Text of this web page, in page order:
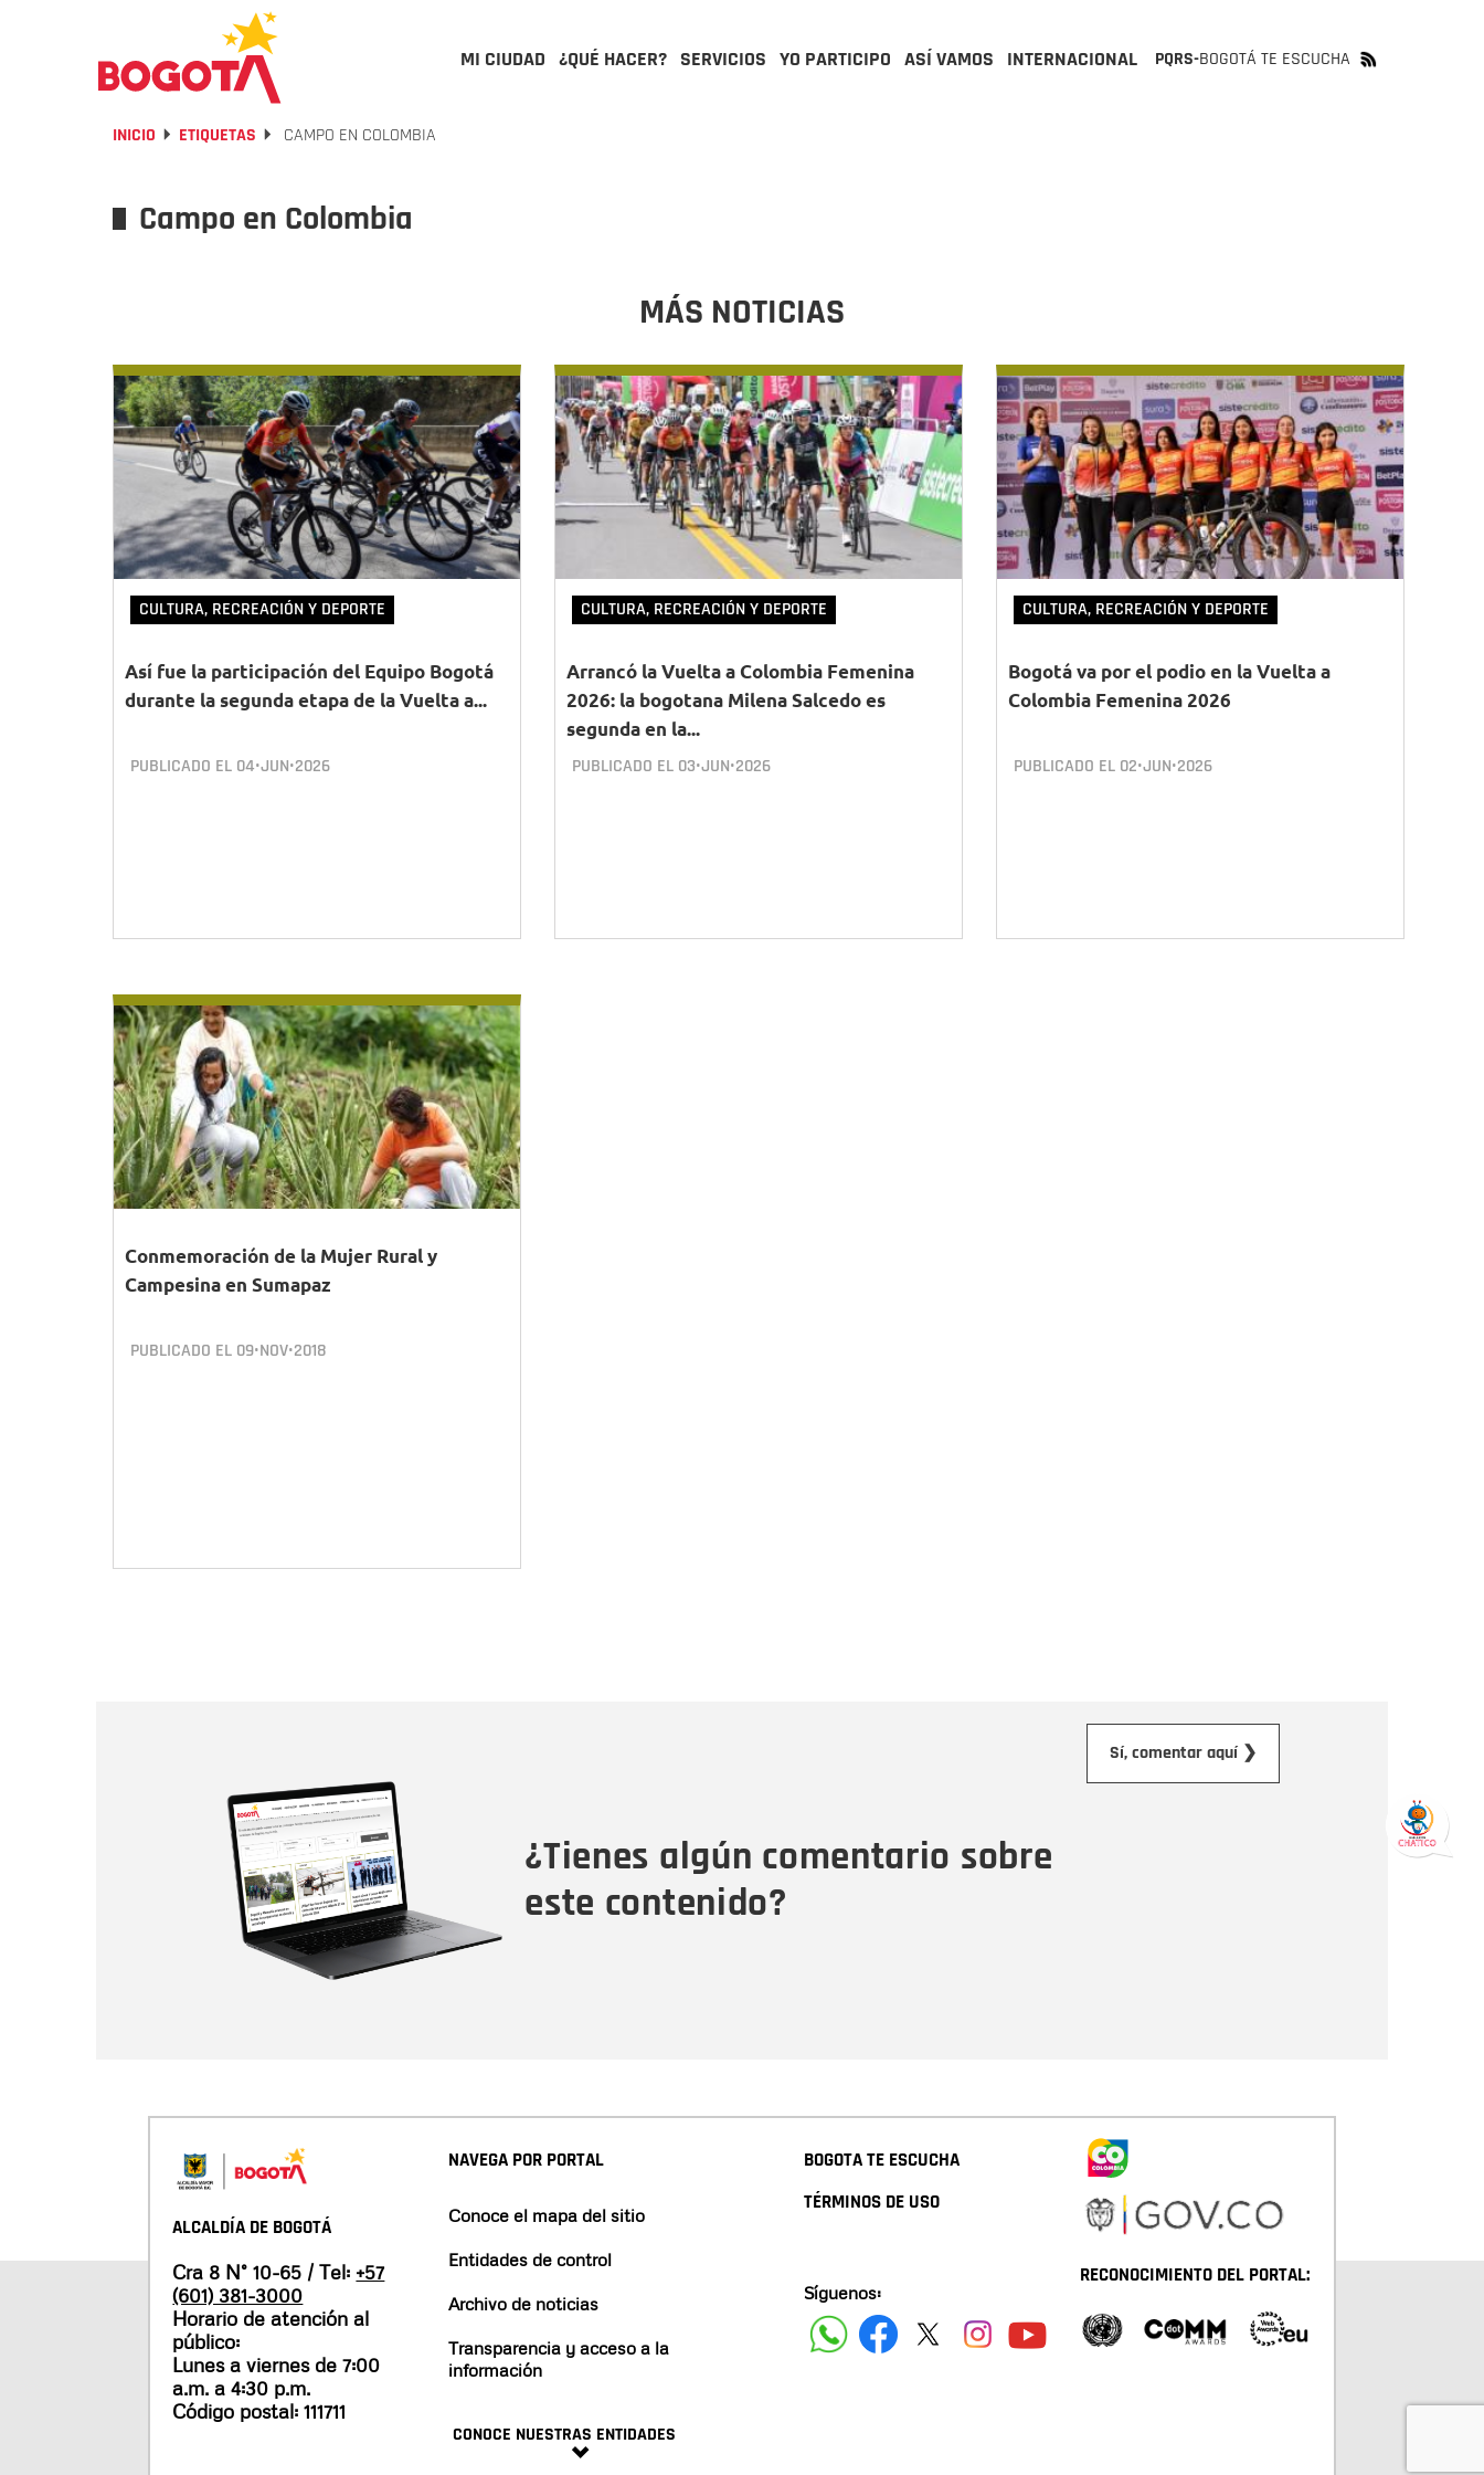
MI CIUDAD ¿QUÉ HACER? SERVICIOS YO PARTICIPO ASÍ VAMOS INTERNACIONAL PQRS-BOGOTÁ TE ESCUCHA
INICIO ETIQUETAS CAMPO EN COLOMBIA
Campo en Colombia
MÁS NOTICIAS
CULTURA, RECREACIÓN Y DEPORTE
Así fue la participación del Equipo Bogotá
durante la segunda etapa de la Vuelta a...
PUBLICADO EL 04•JUN•2026
CULTURA, RECREACIÓN Y DEPORTE
Arrancó la Vuelta a Colombia Femenina
2026: la bogotana Milena Salcedo es
segunda en la...
PUBLICADO EL 03•JUN•2026
CULTURA, RECREACIÓN Y DEPORTE
Bogotá va por el podio en la Vuelta a
Colombia Femenina 2026
PUBLICADO EL 02•JUN•2026
Conmemoración de la Mujer Rural y
Campesina en Sumapaz
PUBLICADO EL 09•NOV•2018
¿Tienes algún comentario sobre
este contenido?
Sí, comentar aquí ❯
ALCALDÍA DE BOGOTÁ
Cra 8 N° 10-65 / Tel: +57
(601) 381-3000
Horario de atención al
público:
Lunes a viernes de 7:00
a.m. a 4:30 p.m.
Código postal: 111711
NAVEGA POR PORTAL
Conoce el mapa del sitio
Entidades de control
Archivo de noticias
Transparencia y acceso a la
información
CONOCE NUESTRAS ENTIDADES
BOGOTA TE ESCUCHA
TÉRMINOS DE USO
Síguenos:
RECONOCIMIENTO DEL PORTAL: